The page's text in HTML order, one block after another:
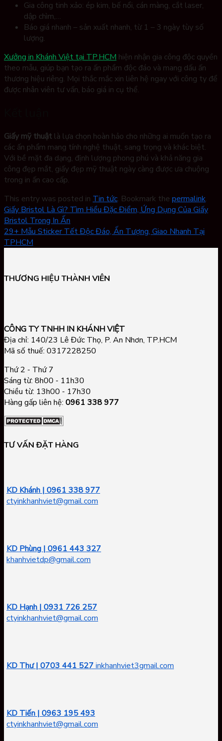
Gia công tinh xảo: ép kim, bế nổi, cán màng, cắt laser,
dập chìm,…
Báo giá nhanh – sản xuất nhanh, từ 1 – 3 ngày tùy số
lượng.
Xưởng in Khánh Việt tại TP.HCM hiện nhận gia công độc quyền
theo mẫu, giúp bạn tạo ra ấn phẩm độc đáo và mang dấu ấn
thương hiệu riêng. Mọi thắc mắc xin liên hệ ngay với công ty để
được nhân viên tư vấn, báo giá in cụ thể.
Giấy mỹ thuật là lựa chọn hoàn hảo cho những ai muốn tạo ra
các ấn phẩm mang tính nghệ thuật, sang trọng và khác biệt.
Với bề mặt đa dạng, định lượng phong phú và khả năng gia
công đẹp mắt, giấy đẹp mỹ thuật ngày càng được ưa chuộng
trong in ấn cao cấp.
This entry was posted in Tin tức. Bookmark the permalink.
Giấy Bristol Là Gì? Tìm Hiểu Đặc Điểm, Ứng Dụng Của Giấy
Bristol Trong In Ấn
29+ Mẫu Sticker Tết Độc Đáo, Ấn Tượng, Giao Nhanh Tại
TPHCM
THƯƠNG HIỆU THÀNH VIÊN
CÔNG TY TNHH IN KHÁNH VIỆT
Địa chỉ: 140/23 Lê Đức Thọ, P. An Nhơn, TP.HCM
Mã số thuế: 0317228250
Thứ 2 - Thứ 7
Sáng từ: 8h00 - 11h30
Chiều từ: 13h00 - 17h30
Hàng gấp liên hệ: 0961 338 977
TƯ VẤN ĐẶT HÀNG
KD Khánh | 0961 338 977
ctyinkhanhviet@gmail.com
KD Phùng | 0961 443 327
khanhvietdp@gmail.com
KD Hạnh | 0931 726 257
ctyinkhanhviet@gmail.com
KD Thư | 0703 441 527inkhanhviet3gmail.com
KD Tiến | 0963 195 493
ctyinkhanhviet@gmail.com